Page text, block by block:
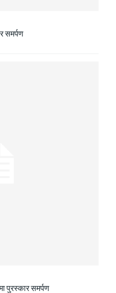
समर्पण
पुरस्कार समर्पण